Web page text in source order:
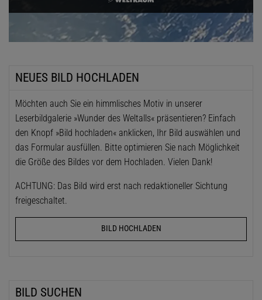
NEUES BILD HOCHLADEN
Möchten auch Sie ein himmlisches Motiv in unserer
Leserbildgalerie »Wunder des Weltalls« präsentieren? Einfach
den Knopf »Bild hochladen« anklicken, Ihr Bild auswählen und
das Formular ausfüllen. Bitte optimieren Sie nach Möglichkeit
die Größe des Bildes vor dem Hochladen. Vielen Dank!
ACHTUNG: Das Bild wird erst nach redaktioneller Sichtung
freigeschaltet.
BILD HOCHLADEN
BILD SUCHEN